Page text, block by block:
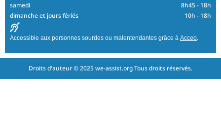
samedi
8h45 - 18h
dimanche et jours fériés
10h - 18h
Accessible aux personnes sourdes ou malentendantes grâce à Acceo.
Droits d'auteur © 2025 we-assist.org Tous droits réservés.